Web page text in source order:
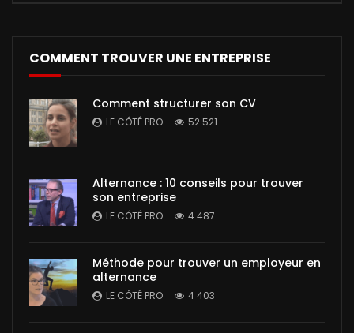
COMMENT TROUVER UNE ENTREPRISE
Comment structurer son CV
LE CÔTÉ PRO 52 521
Alternance : 10 conseils pour trouver
son entreprise
LE CÔTÉ PRO 4 487
Méthode pour trouver un employeur en
alternance
LE CÔTÉ PRO 4 403